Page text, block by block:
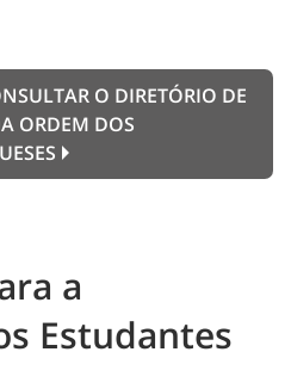
O DIRETÓRIO DE
ORDEM DOS
a
Estudantes